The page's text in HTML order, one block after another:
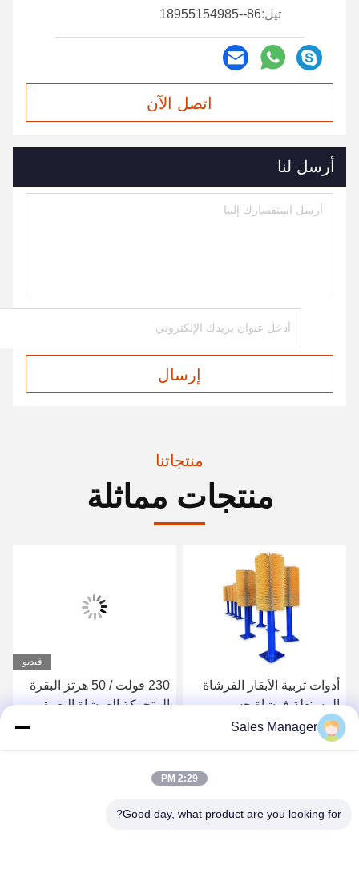
تيل:86--18955154985
اتصل الآن
أرسل لنا
إرسال
منتجاتنا
منتجات مماثلة
الأبقار الفرشاة
فرشاة جسم
تدليك الماشية خدش
على افضل سعر
230 فولت / 50 هرتز البقرة
المتحركة الفرشاة البقرة
معدات
الكهربائية
النيلون
Sales Manager
2:29 PM
Good day, what product are you looking for?